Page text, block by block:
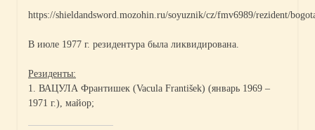
https://shieldandsword.mozohin.ru/soyuznik/cz/fmv6989/rezident/
В июле 1977 г. резидентура была ликвидирована.
Резиденты:
1. ВАЦУЛА Франтишек (Vacula František) (январь 1969 –
1971 г.), майор;